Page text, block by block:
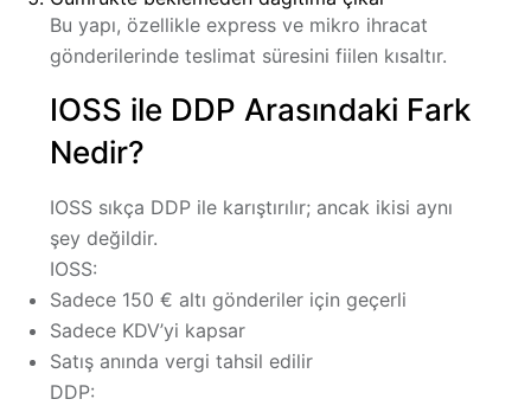
Bu yapı, özellikle express ve mikro ihracat
gönderilerinde teslimat süresini fiilen kısaltır.
IOSS ile DDP Arasındaki Fark
Nedir?
IOSS sıkça DDP ile karıştırılır; ancak ikisi aynı
şey değildir.
IOSS:
Sadece 150 € altı gönderiler için geçerli
Sadece KDV’yi kapsar
Satış anında vergi tahsil edilir
DDP: